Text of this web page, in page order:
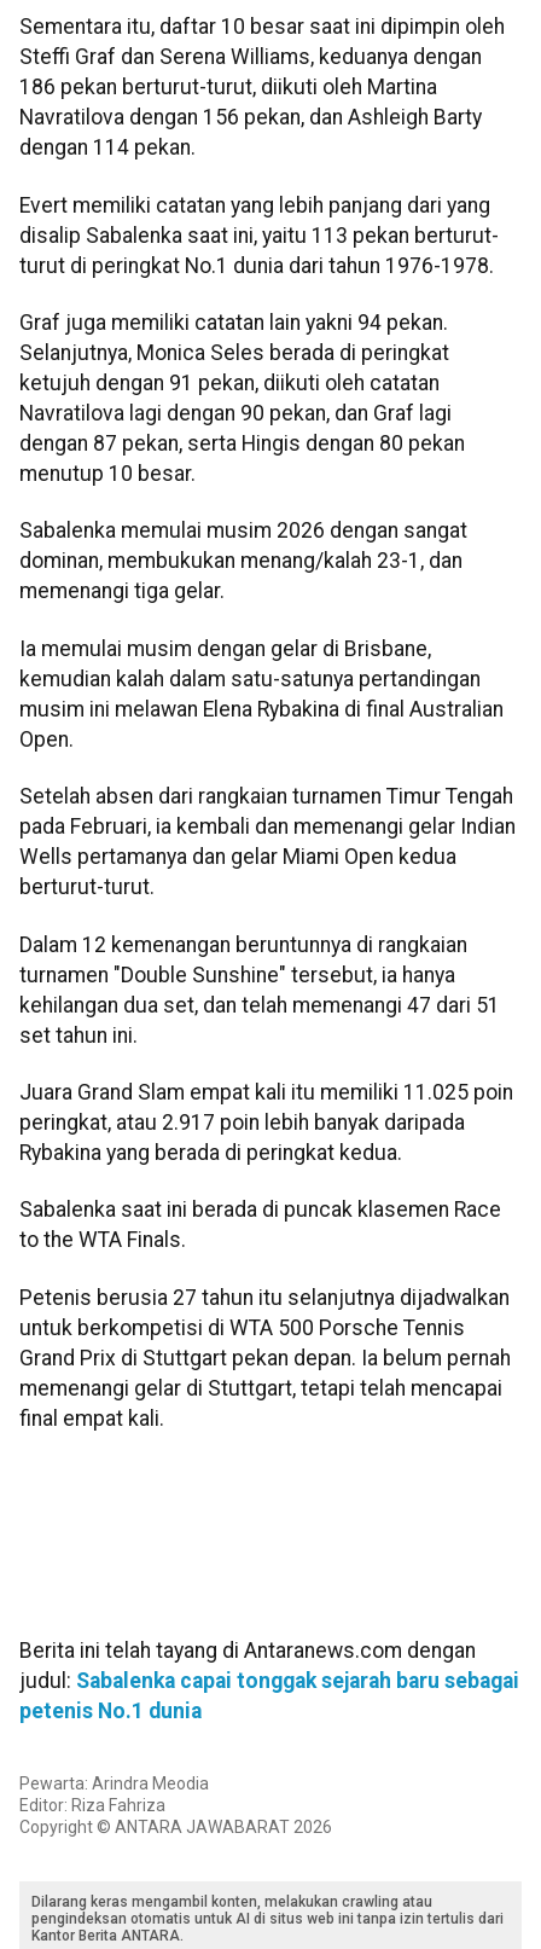
Sementara itu, daftar 10 besar saat ini dipimpin oleh
Steffi Graf dan Serena Williams, keduanya dengan
186 pekan berturut-turut, diikuti oleh Martina
Navratilova dengan 156 pekan, dan Ashleigh Barty
dengan 114 pekan.
Evert memiliki catatan yang lebih panjang dari yang
disalip Sabalenka saat ini, yaitu 113 pekan berturut-
turut di peringkat No.1 dunia dari tahun 1976-1978.
Graf juga memiliki catatan lain yakni 94 pekan.
Selanjutnya, Monica Seles berada di peringkat
ketujuh dengan 91 pekan, diikuti oleh catatan
Navratilova lagi dengan 90 pekan, dan Graf lagi
dengan 87 pekan, serta Hingis dengan 80 pekan
menutup 10 besar.
Sabalenka memulai musim 2026 dengan sangat
dominan, membukukan menang/kalah 23-1, dan
memenangi tiga gelar.
Ia memulai musim dengan gelar di Brisbane,
kemudian kalah dalam satu-satunya pertandingan
musim ini melawan Elena Rybakina di final Australian
Open.
Setelah absen dari rangkaian turnamen Timur Tengah
pada Februari, ia kembali dan memenangi gelar Indian
Wells pertamanya dan gelar Miami Open kedua
berturut-turut.
Dalam 12 kemenangan beruntunnya di rangkaian
turnamen "Double Sunshine" tersebut, ia hanya
kehilangan dua set, dan telah memenangi 47 dari 51
set tahun ini.
Juara Grand Slam empat kali itu memiliki 11.025 poin
peringkat, atau 2.917 poin lebih banyak daripada
Rybakina yang berada di peringkat kedua.
Sabalenka saat ini berada di puncak klasemen Race
to the WTA Finals.
Petenis berusia 27 tahun itu selanjutnya dijadwalkan
untuk berkompetisi di WTA 500 Porsche Tennis
Grand Prix di Stuttgart pekan depan. Ia belum pernah
memenangi gelar di Stuttgart, tetapi telah mencapai
final empat kali.
Berita ini telah tayang di Antaranews.com dengan
judul: Sabalenka capai tonggak sejarah baru sebagai
petenis No.1 dunia
Pewarta: Arindra Meodia
Editor: Riza Fahriza
Copyright © ANTARA JAWABARAT 2026
Dilarang keras mengambil konten, melakukan crawling atau
pengindeksan otomatis untuk AI di situs web ini tanpa izin tertulis dari
Kantor Berita ANTARA.